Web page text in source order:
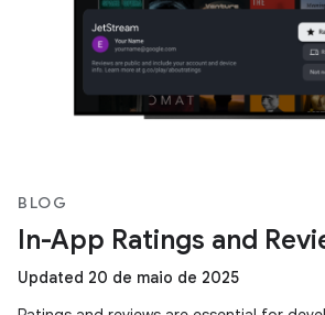
BLOG
In-App Ratings and
Updated 20 de maio de 2025